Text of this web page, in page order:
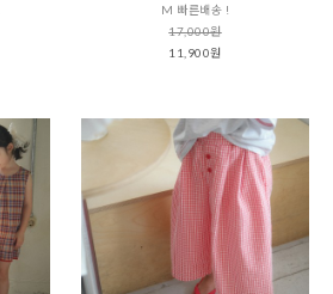
M 빠른배송 !
17,000원
11,900원